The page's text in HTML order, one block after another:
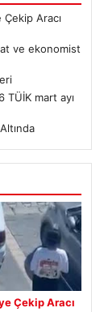
Çekip Aracı
ve ekonomist
TÜİK mart ayı
Çekip Aracı